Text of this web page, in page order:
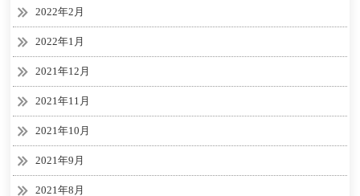
2022年2月
2022年1月
2021年12月
2021年11月
2021年10月
2021年9月
2021年8月